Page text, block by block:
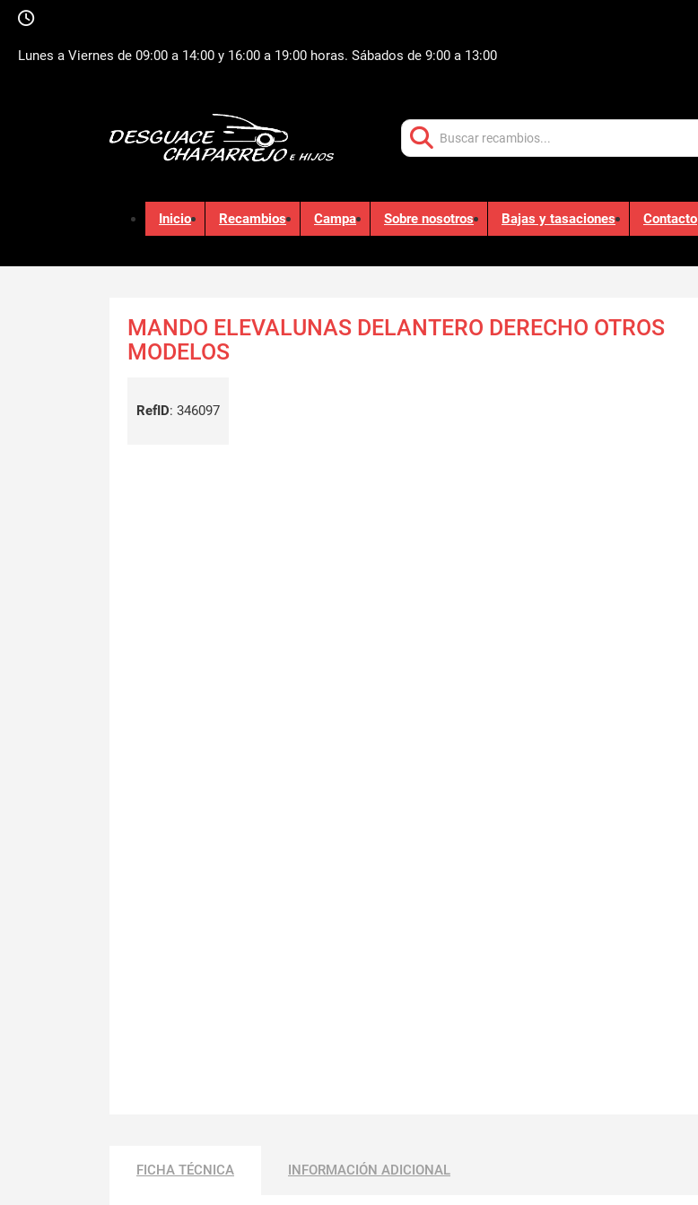
Lunes a Viernes de 09:00 a 14:00 y 16:00 a 19:00 horas. Sábados de 9:00 a 13:00
Inicio Recambios Campa Sobre nosotros Bajas y tasaciones Contacto
MANDO ELEVALUNAS DELANTERO DERECHO OTROS
MODELOS
RefID: 346097
FICHA TÉCNICA INFORMACIÓN ADICIONAL